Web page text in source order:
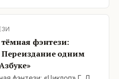
«Эль-Рей» Новый
деревня Саттон в
пуританская
фэнтези:
Переиздание одним